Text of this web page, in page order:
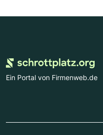
Ein Portal von Firmenweb.de